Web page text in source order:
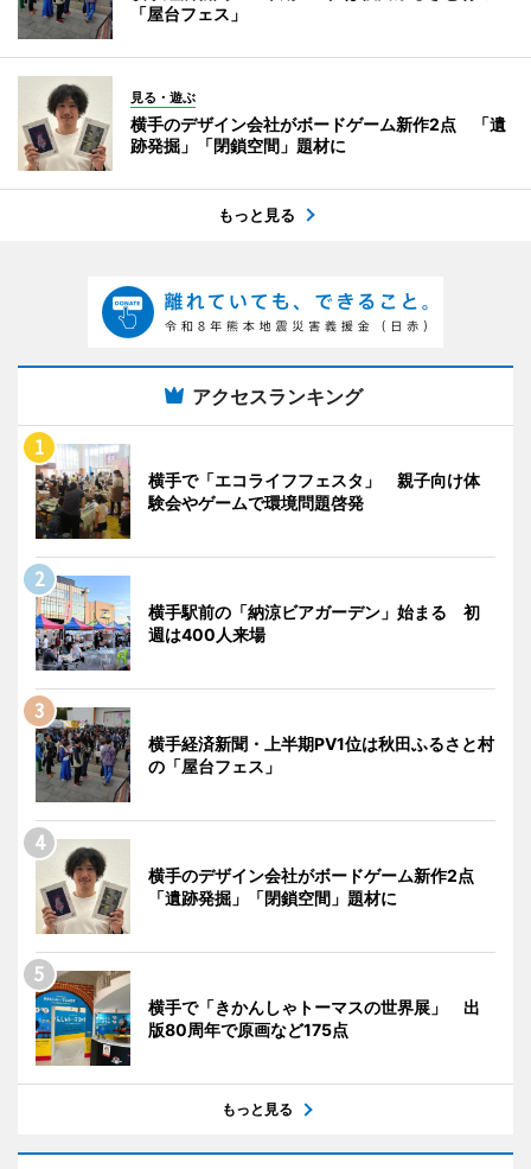
「屋台フェス」
見る・遊ぶ
横手のデザイン会社がボードゲーム新作2点 「遺
跡発掘」「閉鎖空間」題材に
もっと見る
アクセスランキング
横手で「エコライフフェスタ」 親子向け体
験会やゲームで環境問題啓発
横手駅前の「納涼ビアガーデン」始まる 初
週は400人来場
横手経済新聞・上半期PV1位は秋田ふるさと村
の「屋台フェス」
横手のデザイン会社がボードゲーム新作2点
「遺跡発掘」「閉鎖空間」題材に
横手で「きかんしゃトーマスの世界展」 出
版80周年で原画など175点
もっと見る